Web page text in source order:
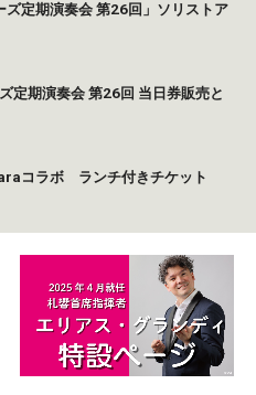
定期演奏会 第26回」ソリストア
定期演奏会 第26回 当日券販売と
コラボ ランチ付きチケット